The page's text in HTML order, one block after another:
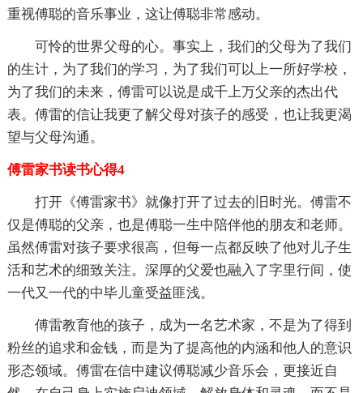
重视傅聪的音乐事业，这让傅聪非常感动。
可怜的世界父母的心。事实上，我们的父母为了我们
的生计，为了我们的学习，为了我们可以上一所好学校，
为了我们的未来，傅雷可以说是成千上万父亲的杰出代
表。傅雷的信让我更了解父母对孩子的感受，也让我更渴
望与父母沟通。
傅雷家书读书心得4
打开《傅雷家书》就像打开了过去的旧时光。傅雷不
仅是傅聪的父亲，也是傅聪一生中陪伴他的朋友和老师。
虽然傅雷对孩子要求很高，但每一点都反映了他对儿子生
活和艺术的细致关注。深厚的父爱也融入了字里行间，使
一代又一代的中毕儿童受益匪浅。
傅雷教育他的孩子，成为一名艺术家，不是为了得到
粉丝的追求和金钱，而是为了提高他的内涵和他人的意识
形态领域。傅雷在信中建议傅聪减少音乐会，更接近自